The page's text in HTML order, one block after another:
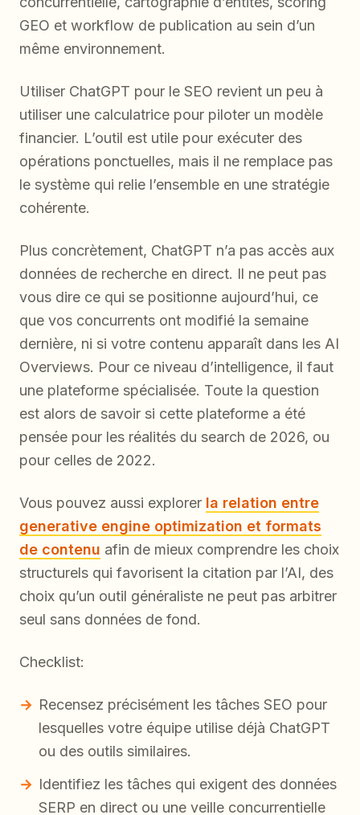
GEO et workflow de publication au sein d’un
même environnement.
Utiliser ChatGPT pour le SEO revient un peu à
utiliser une calculatrice pour piloter un modèle
financier. L’outil est utile pour exécuter des
opérations ponctuelles, mais il ne remplace pas
le système qui relie l’ensemble en une stratégie
cohérente.
Plus concrètement, ChatGPT n’a pas accès aux
données de recherche en direct. Il ne peut pas
vous dire ce qui se positionne aujourd’hui, ce
que vos concurrents ont modifié la semaine
dernière, ni si votre contenu apparaît dans les AI
Overviews. Pour ce niveau d’intelligence, il faut
une plateforme spécialisée. Toute la question
est alors de savoir si cette plateforme a été
pensée pour les réalités du search de 2026, ou
pour celles de 2022.
Vous pouvez aussi explorer la relation entre
generative engine optimization et formats
de contenu afin de mieux comprendre les choix
structurels qui favorisent la citation par l’AI, des
choix qu’un outil généraliste ne peut pas arbitrer
seul sans données de fond.
Checklist:
Recensez précisément les tâches SEO pour
lesquelles votre équipe utilise déjà ChatGPT
ou des outils similaires.
Identifiez les tâches qui exigent des données
SERP en direct ou une veille concurrentielle